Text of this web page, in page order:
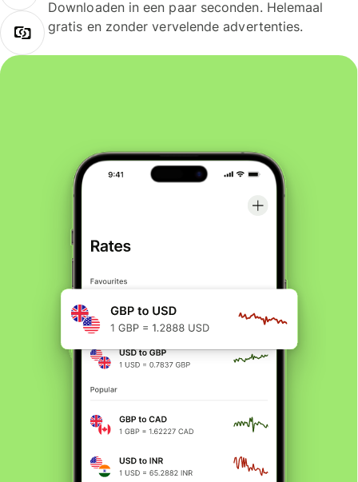
Downloaden in een paar seconden. Helemaal
gratis en zonder vervelende advertenties.